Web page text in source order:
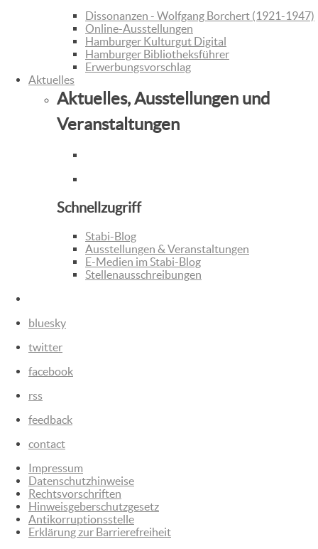
Dissonanzen - Wolfgang Borchert (1921-1947)
Online-Ausstellungen
Hamburger Kulturgut Digital
Hamburger Bibliotheksführer
Erwerbungsvorschlag
Aktuelles
Aktuelles, Ausstellungen und
Veranstaltungen
Schnellzugriff
Stabi-Blog
Ausstellungen & Veranstaltungen
E-Medien im Stabi-Blog
Stellenausschreibungen
bluesky
twitter
facebook
rss
feedback
contact
Impressum
Datenschutzhinweise
Rechtsvorschriften
Hinweisgeberschutzgesetz
Antikorruptionsstelle
Erklärung zur Barrierefreiheit